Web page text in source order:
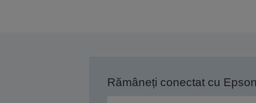
Rămâneți conectat cu Epson